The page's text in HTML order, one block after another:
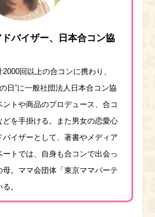
バイザー、日本合コン協
回以上の合コンに携わり、
日”に一般社団法人日本合コン協
トや商品のプロデュース、合コ
どを手掛ける。また男女の恋愛心
イザーとして、著書やメディア
トでは、自身も合コンで出会っ
。ママ会団体「東京ママパーテ
。